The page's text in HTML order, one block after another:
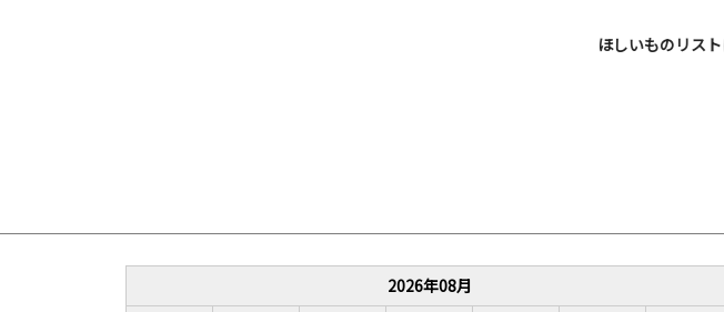
ほしいものリストに保存する 1
2026年08月